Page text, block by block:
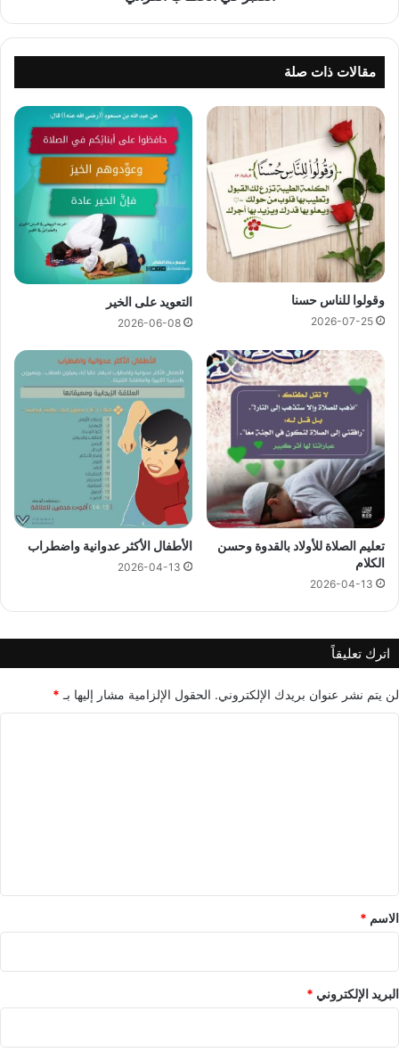
مقالات ذات صلة
وقولوا للناس حسنا
2026-07-25
التعويد على الخير
2026-06-08
تعليم الصلاة للأولاد بالقدوة وحسن
الكلام
2026-04-13
الأطفال الأكثر عدوانية واضطراب
2026-04-13
اترك تعليقاً
لن يتم نشر عنوان بريدك الإلكتروني. الحقول الإلزامية مشار إليها بـ *
*
الاسم *
البريد الإلكتروني *